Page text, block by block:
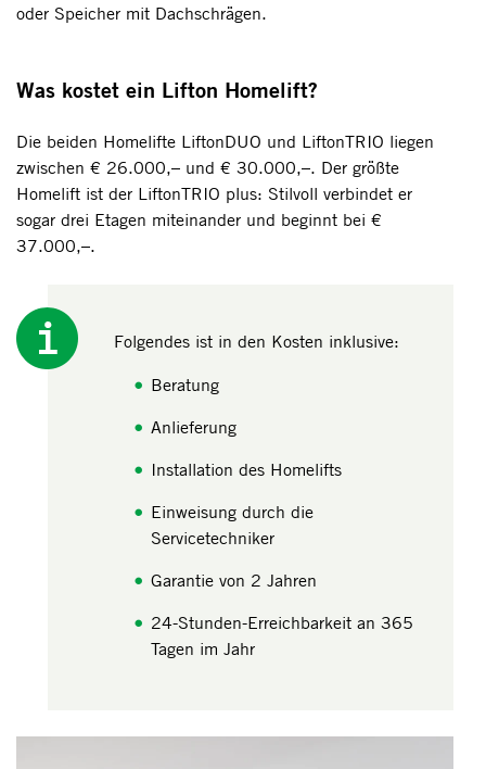
oder Speicher mit Dachschrägen.
Was kostet ein Lifton Homelift?
Die beiden Homelifte LiftonDUO und LiftonTRIO liegen
zwischen € 26.000,– und € 30.000,–. Der größte
Homelift ist der LiftonTRIO plus: Stilvoll verbindet er
sogar drei Etagen miteinander und beginnt bei €
37.000,–.
Folgendes ist in den Kosten inklusive:
Beratung
Anlieferung
Installation des Homelifts
Einweisung durch die
Servicetechniker
Garantie von 2 Jahren
24-Stunden-Erreichbarkeit an 365
Tagen im Jahr